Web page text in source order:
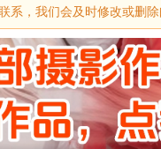
系，我们会及时修改或删